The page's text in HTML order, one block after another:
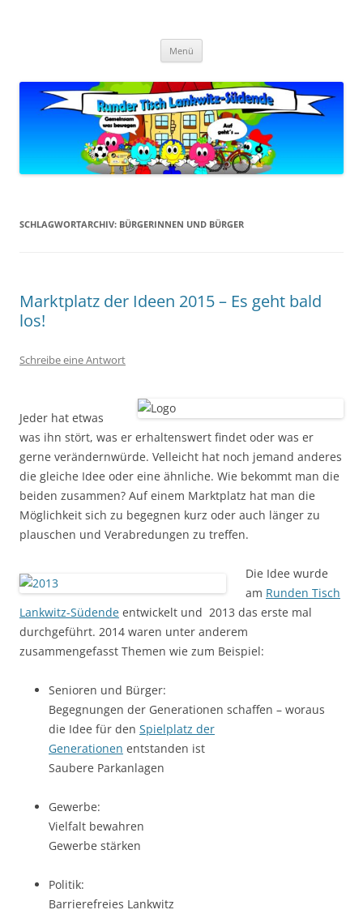
Menü
SCHLAGWORTARCHIV: BÜRGERINNEN UND BÜRGER
Marktplatz der Ideen 2015 – Es geht bald
los!
Schreibe eine Antwort
Jeder hat etwas
was ihn stört, was er erhaltenswert findet oder was er
gerne verändernwürde. Velleicht hat noch jemand anderes
die gleiche Idee oder eine ähnliche. Wie bekommt man die
beiden zusammen? Auf einem Marktplatz hat man die
Möglichkeit sich zu begegnen kurz oder auch länger zu
plauschen und Verabredungen zu treffen.
Die Idee wurde
am Runden Tisch
Lankwitz-Südende entwickelt und 2013 das erste mal
durchgeführt. 2014 waren unter anderem
zusammengefasst Themen wie zum Beispiel:
Senioren und Bürger:
Begegnungen der Generationen schaffen – woraus
die Idee für den Spielplatz der
Generationen entstanden ist
Saubere Parkanlagen
Gewerbe:
Vielfalt bewahren
Gewerbe stärken
Politik:
Barrierefreies Lankwitz